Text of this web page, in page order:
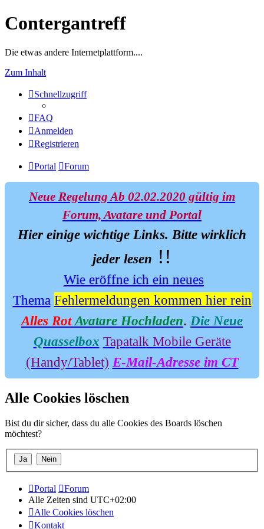
Contergantreff
Die etwas andere Internetplattform....
Zum Inhalt
Schnellzugriff
FAQ
Anmelden
Registrieren
Portal Forum
Neue Regelung Ab 02.02.2020 gültig im
Forum, Avatare und Portal
Hier einige wichtige Links. Bitte wirklich
jeder lesen !!
Wie eröffne ich ein neues
Thema Fehlermeldungen kommen hier rein
Alles Rot Avatare Hochladen. Die Neue
Quasselbox Tapatalk Mobile Geräte
(Handy/Tablet) E-Mail-Adresse im CT
Alle Cookies löschen
Bist du dir sicher, dass du alle Cookies des Boards löschen
möchtest?
Portal
Forum
Alle Zeiten sind UTC+02:00
Alle Cookies löschen
Kontakt